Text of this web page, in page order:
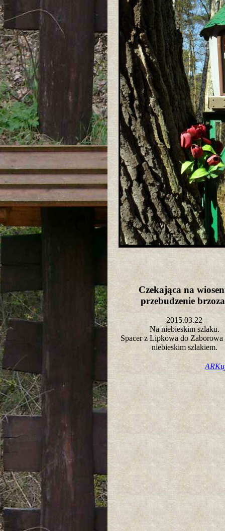
Czekająca na
przebudzenie
2015.03.22
Na niebieskim szlaku.
Spacer z Lipkowa do Zaborowa
niebieskim szlakiem.